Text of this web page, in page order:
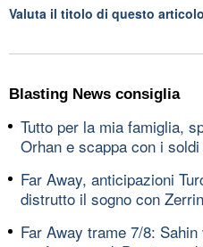
Valuta il titolo di questo articolo
Blasting News consiglia
Tutto per la mia famiglia,
Orhan e scappa con i
Far Away, anticipazioni
distrutto il sogno con Zerrin
Far Away trame 7/8: